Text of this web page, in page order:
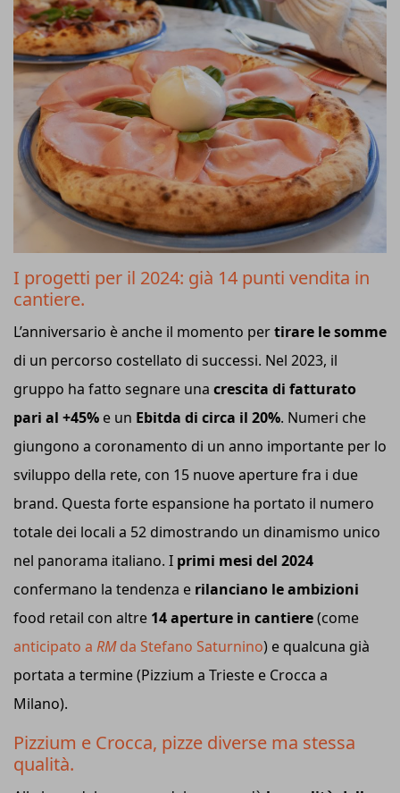
I progetti per il 2024: già 14 punti vendita in
cantiere.
L’anniversario è anche il momento pertirare le somme
di un percorso costellato di successi. Nel 2023, il
gruppo ha fatto segnare una crescita di fatturato
pari al +45% e un Ebitda di circa il 20%. Numeri che
giungono a coronamento di un anno importante per lo
sviluppo della rete, con 15 nuove aperture fra i due
brand. Questa forte espansione ha portato il numero
totale dei locali a 52 dimostrando un dinamismo unico
nel panorama italiano. I primi mesi del 2024
confermano la tendenza e rilanciano le ambizioni
food retail con altre 14 aperture in cantiere(come
anticipato a RMda Stefano Saturnino) e qualcuna già
portata a termine (Pizzium a Trieste e Crocca a
Milano).
Pizzium e Crocca, pizze diverse ma stessa
qualità.